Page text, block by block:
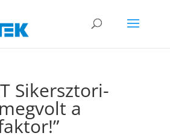
Sikersztori-
a